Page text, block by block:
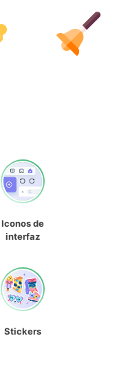
Iconos de
interfaz
Stickers